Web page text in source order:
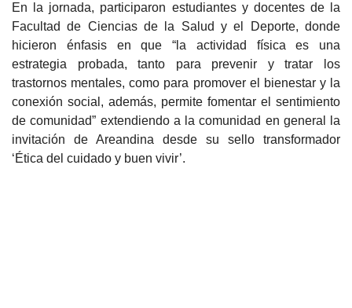
En la jornada, participaron estudiantes y docentes de la
Facultad de Ciencias de la Salud y el Deporte, donde
hicieron énfasis en que “la actividad física es una
estrategia probada, tanto para prevenir y tratar los
trastornos mentales, como para promover el bienestar y la
conexión social, además, permite fomentar el sentimiento
de comunidad” extendiendo a la comunidad en general la
invitación de Areandina desde su sello transformador
‘Ética del cuidado y buen vivir’.